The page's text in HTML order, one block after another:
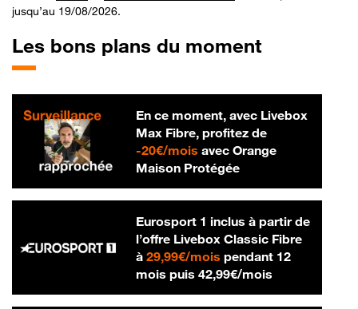
jusqu’au 19/08/2026.
Les bons plans du moment
En ce moment, avec Livebox
Max Fibre, profitez de
-20€/mois20 € par mois
avec Orange
Maison Protégée
Eurosport 1 inclus à partir de
l’offre Livebox Classic Fibre
à 29,99€/mois29,99 € par mois
pendant 12
mois puis 42,99€/mois42,99 € par